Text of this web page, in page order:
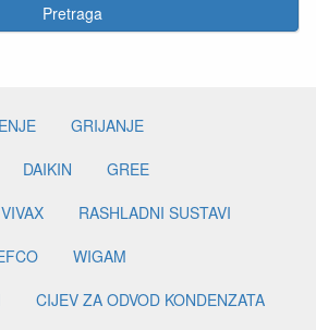
Pretraga
GRIJANJE
DAIKIN
GREE
VIVAX
RASHLADNI SUSTAVI
WIGAM
CIJEV ZA ODVOD KONDENZATA